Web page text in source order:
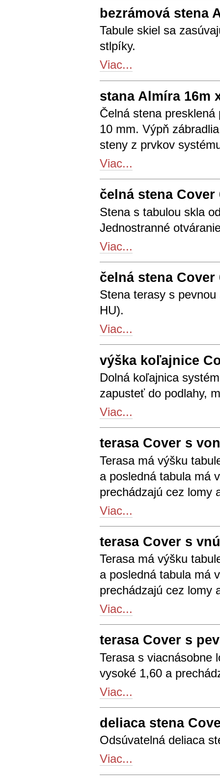
bezrámová stena
Tabule skiel sa
stlpíky.
Viac...
stana Almíra 16m
Čelná stena
10 mm. Výpň
steny z prvkov
Viac...
čelná stena Cover
Stena s tabulou skla
Jednostranné
Viac...
čelná stena Cover
Stena terasy s
HU).
Viac...
výška koľajnice
Dolná koľajnica
zapusteť do podlahy,
Viac...
terasa Cover s
Terasa má výšku
a posledná tabula má
prechádzajú cez lomy
Viac...
terasa Cover s
Terasa má výšku
a posledná tabula má
prechádzajú cez lomy
Viac...
terasa Cover s
Terasa s viacnásobne
vysoké 1,60 a
Viac...
deliaca stena
Odsúvatelná deliaca
Viac...